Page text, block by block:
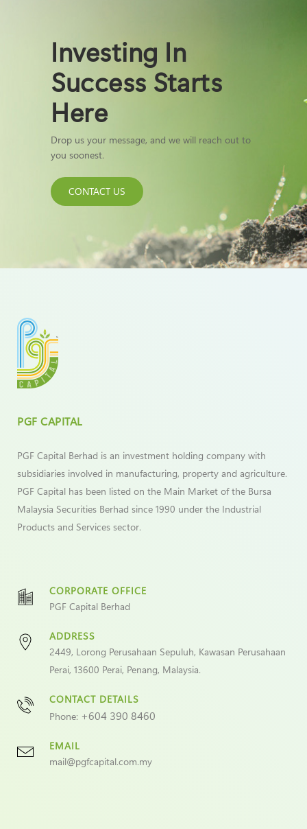
Investing In
Success Starts
Here
Drop us your message, and we will reach out to
you soonest.
CONTACT US
PGF CAPITAL
PGF Capital Berhad is an investment holding company with
subsidiaries involved in manufacturing, property and agriculture.
PGF Capital has been listed on the Main Market of the Bursa
Malaysia Securities Berhad since 1990 under the Industrial
Products and Services sector.
CORPORATE OFFICE
PGF Capital Berhad
ADDRESS
2449, Lorong Perusahaan Sepuluh, Kawasan Perusahaan
Perai, 13600 Perai, Penang, Malaysia.
CONTACT DETAILS
Phone: +604 390 8460
EMAIL
mail@pgfcapital.com.my